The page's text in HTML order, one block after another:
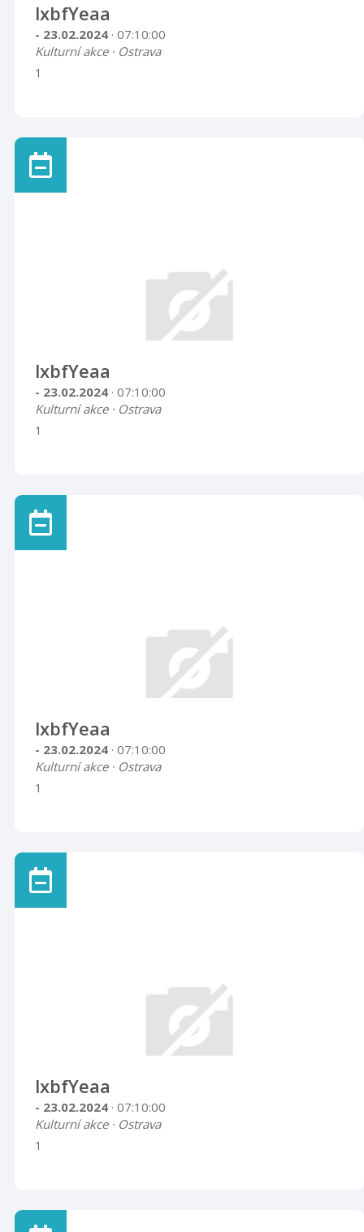
lxbfYeaa
- 23.02.2024 · 07:10:00
Kulturní akce · Ostrava
1
lxbfYeaa
- 23.02.2024 · 07:10:00
Kulturní akce · Ostrava
1
lxbfYeaa
- 23.02.2024 · 07:10:00
Kulturní akce · Ostrava
1
lxbfYeaa
- 23.02.2024 · 07:10:00
Kulturní akce · Ostrava
1